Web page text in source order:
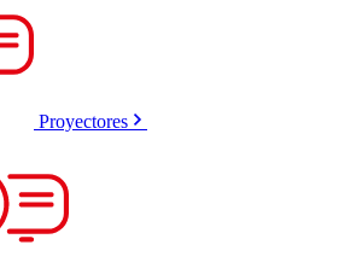
Proyectores